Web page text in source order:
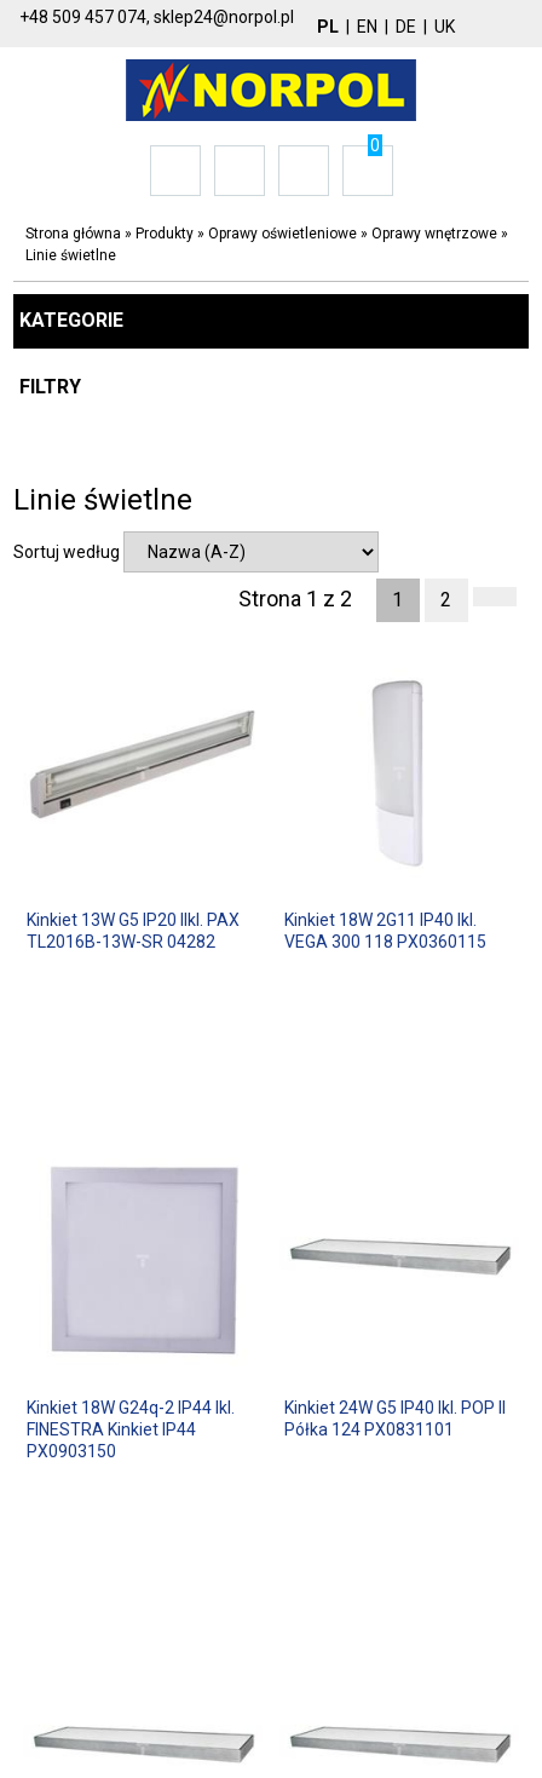
+48 509 457 074,sklep24@norpol.pl PL EN DE UK
0
Strona główna » Produkty »Oprawy oświetleniowe »Oprawy wnętrzowe »
Linie świetlne
KATEGORIE
FILTRY
Linie świetlne
Sortuj według
Strona 1 z 2 1 2
Kinkiet 13W G5 IP20 IIkl. PAX
TL2016B-13W-SR 04282
Kinkiet 18W 2G11 IP40 Ikl.
VEGA 300 118 PX0360115
Kinkiet 18W G24q-2 IP44 Ikl.
FINESTRA Kinkiet IP44
PX0903150
Kinkiet 24W G5 IP40 Ikl. POP II
Półka 124 PX0831101